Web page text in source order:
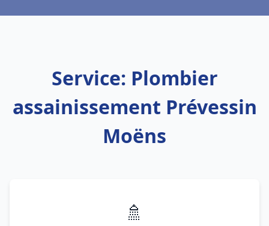
Service: Plombier
assainissement Prévessin
Moëns
🚿